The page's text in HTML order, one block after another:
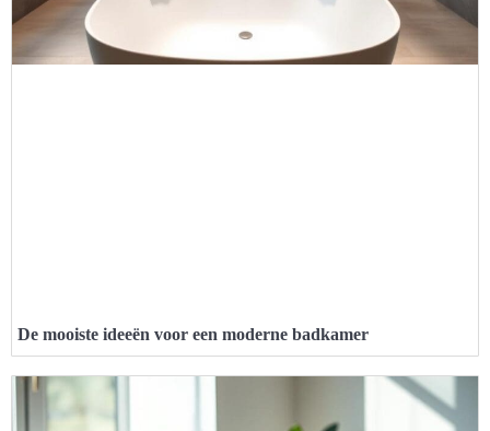
De mooiste ideeën voor een moderne badkamer